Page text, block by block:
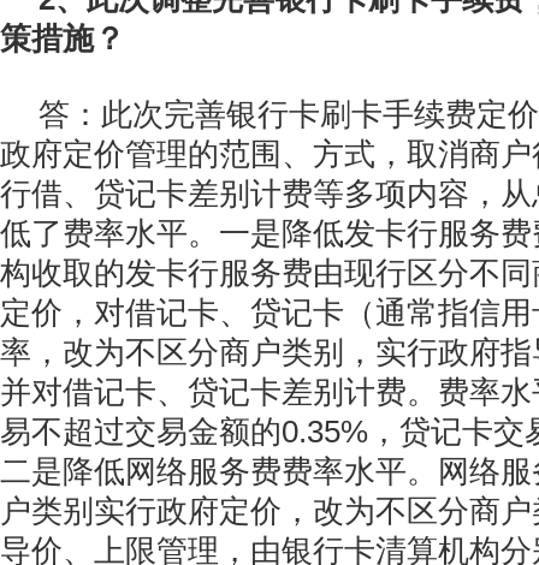
策措施？
答：此次完善银行卡刷卡手续费定
政府定价管理的范围、方式，取消商
行借、贷记卡差别计费等多项内容，
低了费率水平。一是降低发卡行服务
构收取的发卡行服务费由现行区分不
定价，对借记卡、贷记卡（通常指信
率，改为不区分商户类别，实行政府
并对借记卡、贷记卡差别计费。费率
易不超过交易金额的0.35%，贷记卡交
二是降低网络服务费费率水平。网络
户类别实行政府定价，改为不区分商
导价、上限管理，由银行卡清算机构